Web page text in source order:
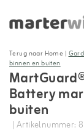
Terug naar Home |
binnen en buiten
Battery
buiten
| Artikelnummer: